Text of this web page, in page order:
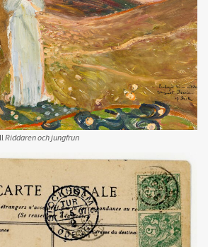
Riddaren och jungfrun